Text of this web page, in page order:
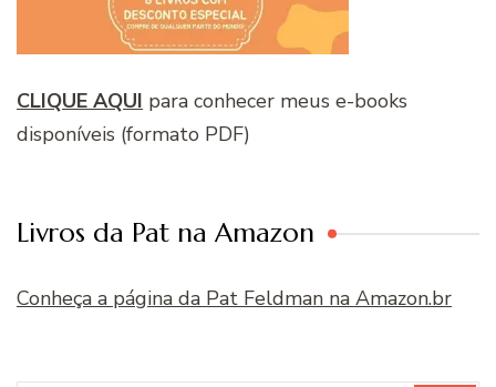
CLIQUE AQUI para conhecer meus e-books
disponíveis (formato PDF)
Livros da Pat na Amazon
Conheça a página da Pat Feldman na Amazon.br